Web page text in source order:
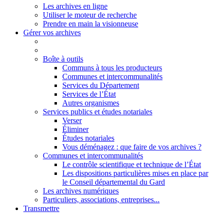
Les archives en ligne
Utiliser le moteur de recherche
Prendre en main la visionneuse
Gérer vos archives
Boîte à outils
Communs à tous les producteurs
Communes et intercommunalités
Services du Département
Services de l’État
Autres organismes
Services publics et études notariales
Verser
Éliminer
Études notariales
Vous déménagez : que faire de vos archives ?
Communes et intercommunalités
Le contrôle scientifique et technique de l’État
Les dispositions particulières mises en place par
le Conseil départemental du Gard
Les archives numériques
Particuliers, associations, entreprises...
Transmettre